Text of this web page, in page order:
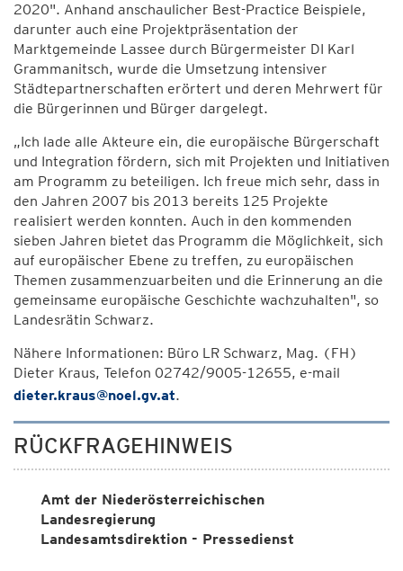
2020". Anhand anschaulicher Best-Practice Beispiele,
darunter auch eine Projektpräsentation der
Marktgemeinde Lassee durch Bürgermeister DI Karl
Grammanitsch, wurde die Umsetzung intensiver
Städtepartnerschaften erörtert und deren Mehrwert für
die Bürgerinnen und Bürger dargelegt.
„Ich lade alle Akteure ein, die europäische Bürgerschaft
und Integration fördern, sich mit Projekten und Initiativen
am Programm zu beteiligen. Ich freue mich sehr, dass in
den Jahren 2007 bis 2013 bereits 125 Projekte
realisiert werden konnten. Auch in den kommenden
sieben Jahren bietet das Programm die Möglichkeit, sich
auf europäischer Ebene zu treffen, zu europäischen
Themen zusammenzuarbeiten und die Erinnerung an die
gemeinsame europäische Geschichte wachzuhalten", so
Landesrätin Schwarz.
Nähere Informationen: Büro LR Schwarz, Mag. (FH)
Dieter Kraus, Telefon 02742/9005-12655, e-mail
dieter.kraus@noel.gv.at.
RÜCKFRAGEHINWEIS
Amt der Niederösterreichischen
Landesregierung
Landesamtsdirektion - Pressedienst